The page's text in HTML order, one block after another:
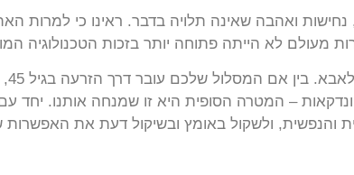
בשילוב תרומת ביצית ופונדקאות – המטרה הסופית היא זו שמנחה
והנפשית, ולשקול באומץ ובשיקול דעת את